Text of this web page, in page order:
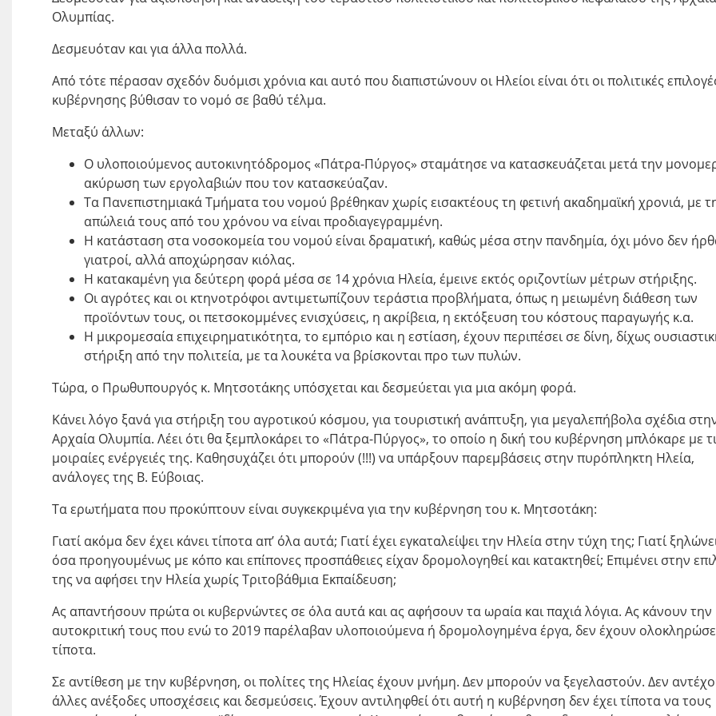
Ολυμπίας.
Δεσμευόταν και για άλλα πολλά.
Από τότε πέρασαν σχεδόν δυόμισι χρόνια και αυτό που διαπιστώνουν οι Ηλείοι είναι ότι οι πολιτικές
κυβέρνησης βύθισαν το νομό σε βαθύ τέλμα.
Μεταξύ άλλων:
Ο υλοποιούμενος αυτοκινητόδρομος «Πάτρα-Πύργος» σταμάτησε να κατασκευάζεται μετά την
ακύρωση των εργολαβιών που τον κατασκεύαζαν.
Τα Πανεπιστημιακά Τμήματα του νομού βρέθηκαν χωρίς εισακτέους τη φετινή ακαδημαϊκή χρονιά, με
απώλειά τους από του χρόνου να είναι προδιαγεγραμμένη.
Η κατάσταση στα νοσοκομεία του νομού είναι δραματική, καθώς μέσα στην πανδημία, όχι μόνο δεν
γιατροί, αλλά αποχώρησαν κιόλας.
Η κατακαμένη για δεύτερη φορά μέσα σε 14 χρόνια Ηλεία, έμεινε εκτός οριζοντίων μέτρων στήριξης.
Οι αγρότες και οι κτηνοτρόφοι αντιμετωπίζουν τεράστια προβλήματα, όπως η μειωμένη διάθεση των
προϊόντων τους, οι πετσοκομμένες ενισχύσεις, η ακρίβεια, η εκτόξευση του κόστους παραγωγής κ.α.
Η μικρομεσαία επιχειρηματικότητα, το εμπόριο και η εστίαση, έχουν περιπέσει σε δίνη, δίχως
στήριξη από την πολιτεία, με τα λουκέτα να βρίσκονται προ των πυλών.
Τώρα, ο Πρωθυπουργός κ. Μητσοτάκης υπόσχεται και δεσμεύεται για μια ακόμη φορά.
Κάνει λόγο ξανά για στήριξη του αγροτικού κόσμου, για τουριστική ανάπτυξη, για μεγαλεπήβολα σχέδια
Αρχαία Ολυμπία. Λέει ότι θα ξεμπλοκάρει το «Πάτρα-Πύργος», το οποίο η δική του κυβέρνηση μπλόκαρε με
μοιραίες ενέργειές της. Καθησυχάζει ότι μπορούν (!!!) να υπάρξουν παρεμβάσεις στην πυρόπληκτη Ηλεία,
ανάλογες της Β. Εύβοιας.
Τα ερωτήματα που προκύπτουν είναι συγκεκριμένα για την κυβέρνηση του κ. Μητσοτάκη:
Γιατί ακόμα δεν έχει κάνει τίποτα απ’ όλα αυτά; Γιατί έχει εγκαταλείψει την Ηλεία στην τύχη της; Γιατί
όσα προηγουμένως με κόπο και επίπονες προσπάθειες είχαν δρομολογηθεί και κατακτηθεί; Επιμένει στην
της να αφήσει την Ηλεία χωρίς Τριτοβάθμια Εκπαίδευση;
Ας απαντήσουν πρώτα οι κυβερνώντες σε όλα αυτά και ας αφήσουν τα ωραία και παχιά λόγια. Ας κάνουν την
αυτοκριτική τους που ενώ το 2019 παρέλαβαν υλοποιούμενα ή δρομολογημένα έργα, δεν έχουν
τίποτα.
Σε αντίθεση με την κυβέρνηση, οι πολίτες της Ηλείας έχουν μνήμη. Δεν μπορούν να ξεγελαστούν. Δεν
άλλες ανέξοδες υποσχέσεις και δεσμεύσεις. Έχουν αντιληφθεί ότι αυτή η κυβέρνηση δεν έχει τίποτα να τους